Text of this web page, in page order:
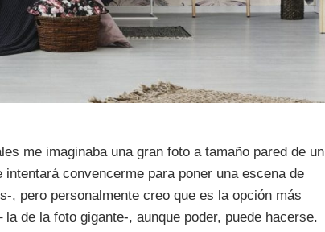
me imaginaba una gran foto a tamaño pared de un
convencerme para poner una escena de
, pero personalmente creo que es la opción más
de la foto gigante-, aunque poder, puede hacerse.